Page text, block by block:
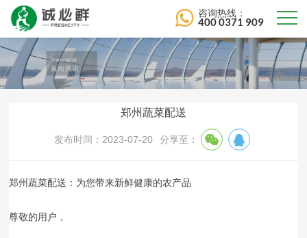
咨询热线：
400 0371 909
郑州蔬菜配送
发布时间：2023-07-20 分享至：
郑州蔬菜配送：为您带来新鲜健康的农产品
尊敬的用户，